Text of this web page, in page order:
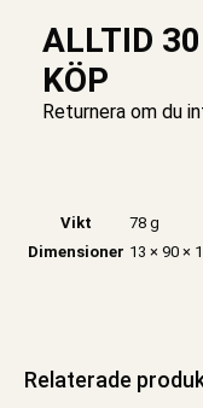
ALLTID
KÖP
Returnera om du
Vikt
78 g
Dimensioner 13 × 90 ×
Relaterade